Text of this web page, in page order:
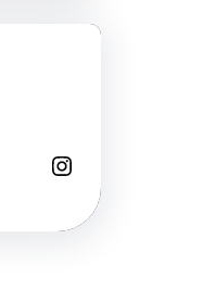
Instagram